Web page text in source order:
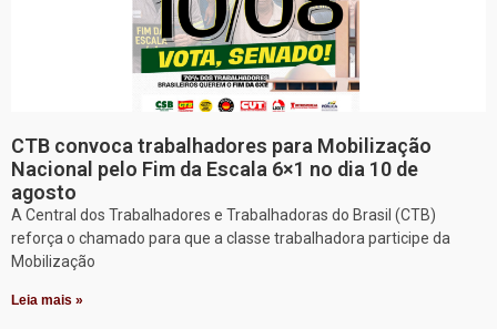
CTB convoca trabalhadores para Mobilização
Nacional pelo Fim da Escala 6×1 no dia 10 de
agosto
A Central dos Trabalhadores e Trabalhadoras do Brasil (CTB)
reforça o chamado para que a classe trabalhadora participe da
Mobilização
Leia mais »